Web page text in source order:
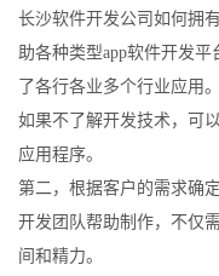
长沙软件开发公司如何拥
助各种类型app软件开发
了各行各业多个行业应用。
如果不了解开发技术，可
应用程序。
第二，根据客户的需求确
开发团队帮助制作，不仅
间和精力。